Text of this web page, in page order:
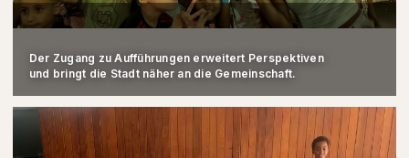
Der Zugang zu Aufführungen erweitert Perspektiven
und bringt die Stadt näher an die Gemeinschaft.